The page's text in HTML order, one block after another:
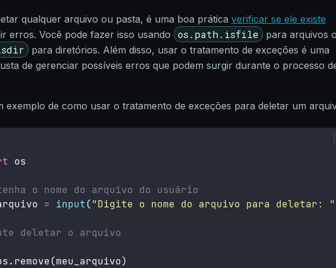
qualquer arquivo ou pasta, é uma boa prática verificar se ele existe
erros. Você pode fazer isso usando
os.path.isfile para arquivos
para diretórios. Além disso, usar o tratamento de exceções é uma
de gerenciar possíveis erros que podem surgir durante o processo
exemplo de como usar o tratamento de exceções para deletar um
os
o nome do arquivo do usuário
= input("Digite o nome do arquivo para deletar: "
deletar o arquivo